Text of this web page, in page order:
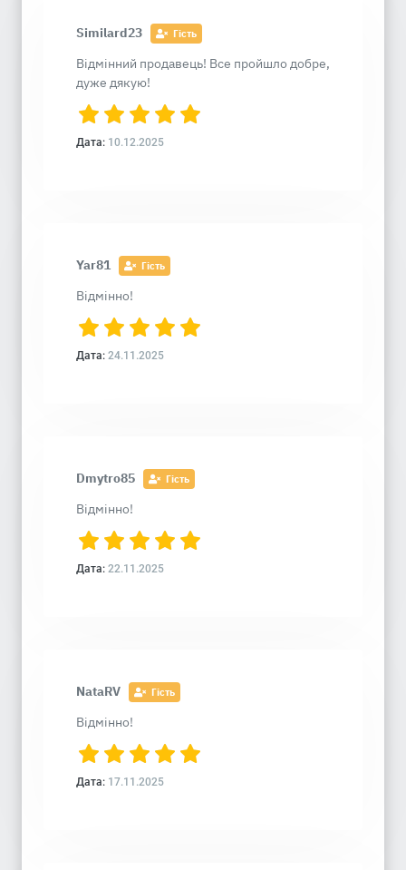
Similard23 Гість
Відмінний продавець! Все пройшло добре,
дуже дякую!
Дата: 10.12.2025
Yar81 Гість
Відмінно!
Дата: 24.11.2025
Dmytro85 Гість
Відмінно!
Дата: 22.11.2025
NataRV Гість
Відмінно!
Дата: 17.11.2025